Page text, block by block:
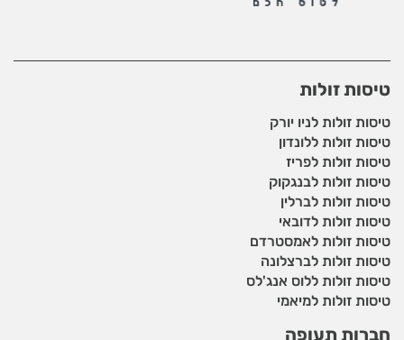
טיסות זולות
טיסות זולות לניו יורק
טיסות זולות ללונדון
טיסות זולות לפריז
טיסות זולות לבנגקוק
טיסות זולות לברלין
טיסות זולות לדובאי
טיסות זולות לאמסטרדם
טיסות זולות לברצלונה
טיסות זולות ללוס אנג'לס
טיסות זולות למיאמי
חברות תעופה